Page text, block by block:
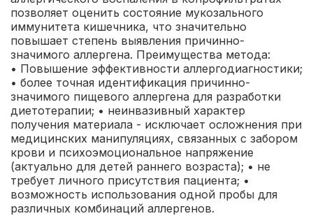
позволяет оценить состояние мукозального
иммунитета кишечника, что значительно
повышает степень выявления причинно-
значимого аллергена. Преимущества метода:
• Повышение эффективности аллергодиагностики;
• более точная идентификация причинно-
значимого пищевого аллергена для разработки
диетотерапии; • неинвазивный характер
получения материала - исключает осложнения при
медицинских манипуляциях, связанных с забором
крови и психоэмоциональное напряжение
(актуально для детей раннего возраста); • не
требует личного присутствия пациента; •
возможность использования одной пробы для
различных комбинаций аллергенов.